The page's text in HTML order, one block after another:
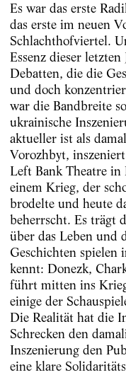
Es war das erste
das erste im neuen
Schlachthofviertel.
Essenz dieser
Debatten, die die
und doch
war die Bandbreite
ukrainische
aktueller ist als
Vorozhbyt,
Left Bank Theatre
einem Krieg, der
brodelte und heute
beherrscht. Es trägt
über das Leben und
Geschichten spielen
kennt: Donezk,
führt mitten ins
einige der
Die Realität hat die
Schrecken den
Inszenierung den
eine klare